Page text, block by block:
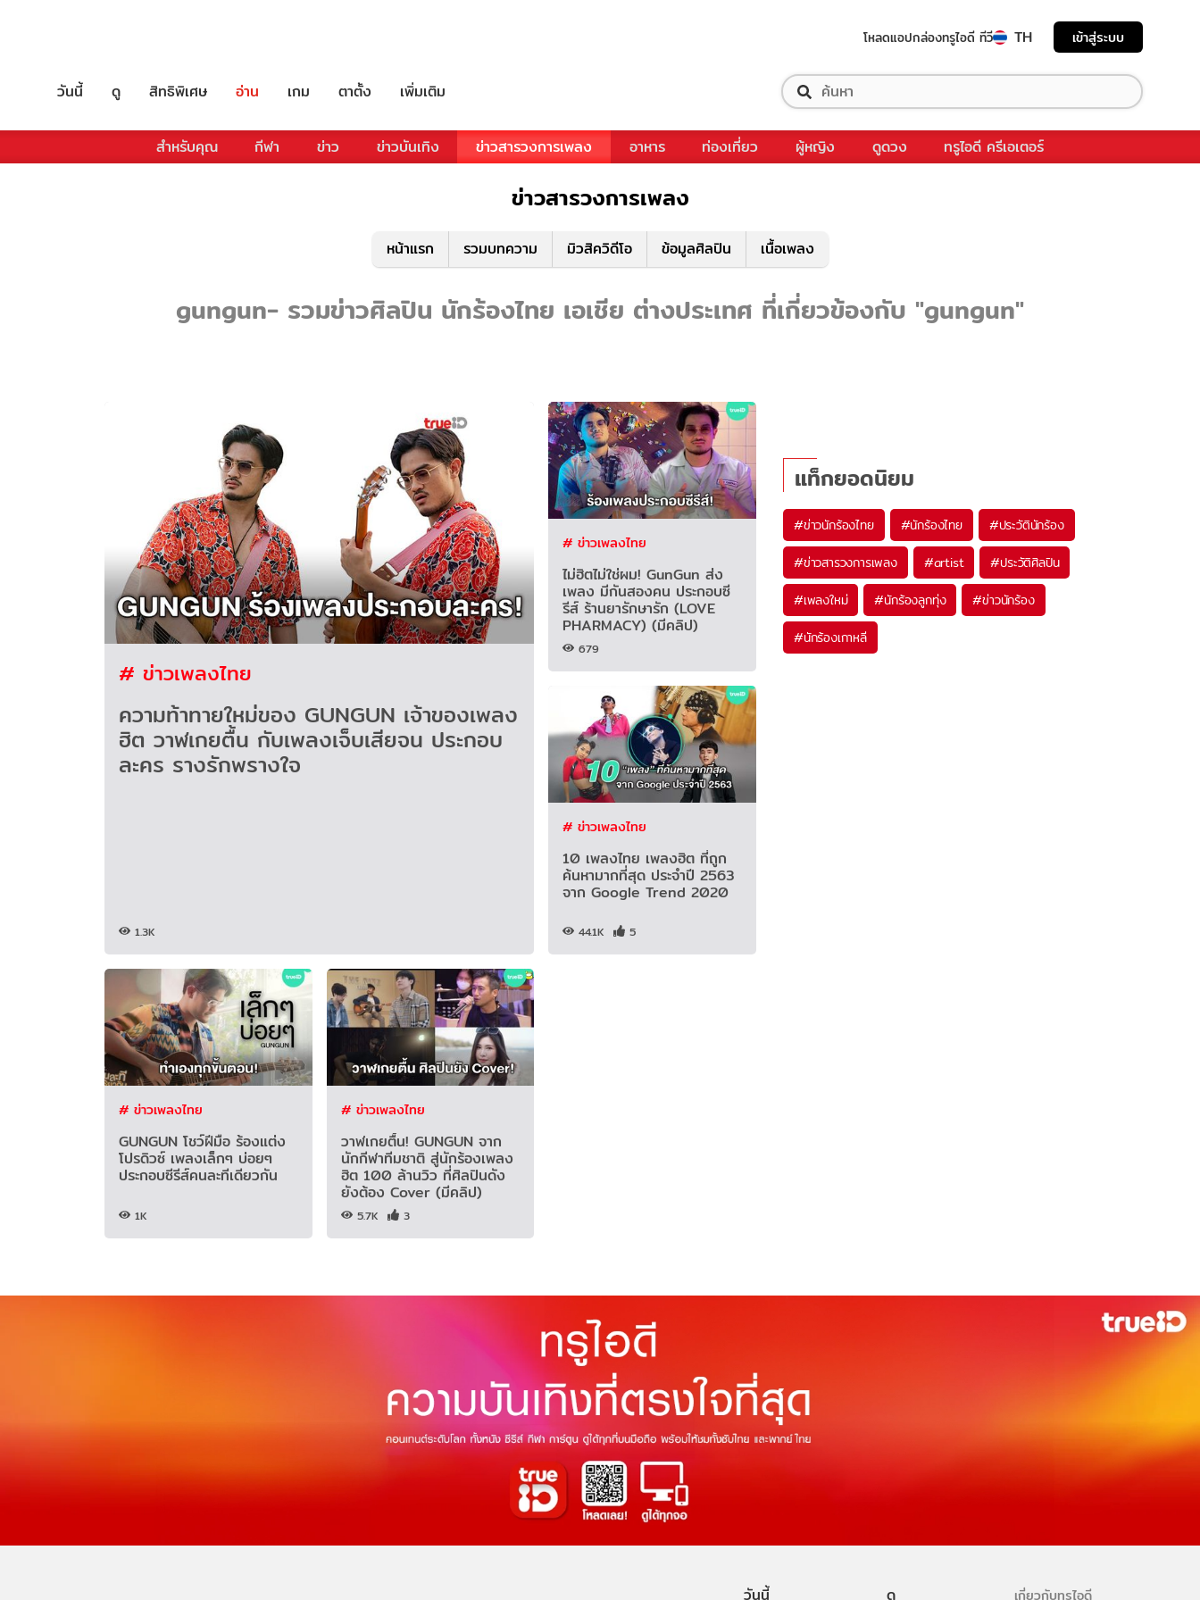
โหลดแอปกล่องทรูไอดี ทีวี TH เข้าสู่ระบบ
วันนี้ ดู สิทธิพิเศษ อ่าน เกม ตาตั้ง เพิ่มเติม
สำหรับคุณ กีฬา ข่าว ข่าวบันเทิง ข่าวสารวงการเพลง อาหาร ท่องเที่ยว ผู้หญิง ดูดวง ทรูไอดี ครีเอเตอร์
ข่าวสารวงการเพลง
หน้าแรก รวมบทความ มิวสิควิดีโอ ข้อมูลศิลปิน เนื้อเพลง
gungun- รวมข่าวศิลปิน นักร้องไทย เอเชีย ต่างประเทศ ที่เกี่ยวข้องกับ "gungun"
# ข่าวเพลงไทย
ความท้าทายใหม่ของ GUNGUN เจ้าของเพลง
ฮิต วาฬเกยตื้น กับเพลงเจ็บเสียจน ประกอบ
ละคร รางรักพรางใจ
1.3K
# ข่าวเพลงไทย
ไม่ฮิตไม่ใช่ผม! GunGun ส่ง
เพลง มีกันสองคน ประกอบซี
รีส์ ร้านยารักษารัก (LOVE
PHARMACY) (มีคลิป)
679
# ข่าวเพลงไทย
10 เพลงไทย เพลงฮิต ที่ถูก
ค้นหามากที่สุด ประจำปี 2563
จาก Google Trend 2020
44.1K 5
# ข่าวเพลงไทย
GUNGUN โชว์ฝีมือ ร้องแต่ง
โปรดิวซ์ เพลงเล็กๆ บ่อยๆ
ประกอบซีรีส์คนละทีเดียวกัน
1K
# ข่าวเพลงไทย
วาฬเกยตื้น! GUNGUN จาก
นักกีฬาทีมชาติ สู่นักร้องเพลง
ฮิต 100 ล้านวิว ที่ศิลปินดัง
ยังต้อง Cover (มีคลิป)
5.7K 3
แท็กยอดนิยม
#ข่าวนักร้องไทย #นักร้องไทย #ประวัตินักร้อง
#ข่าวสารวงการเพลง #artist #ประวัติศิลปิน
#เพลงใหม่ #นักร้องลูกทุ่ง #ข่าวนักร้อง
#นักร้องเกาหลี
วันนี้ ดู เกี่ยวกับทรูไอดี